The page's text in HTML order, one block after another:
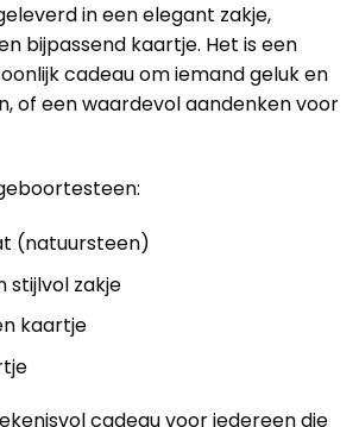
in een elegant zakje,
bijpassend kaartje. Het is een
cadeau om iemand geluk en
of een waardevol aandenken voor
(natuursteen)
stijlvol zakje
kaartje
cadeau voor iedereen die